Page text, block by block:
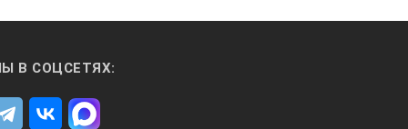
Rx, A1, A2
В СОЦСЕТЯХ: